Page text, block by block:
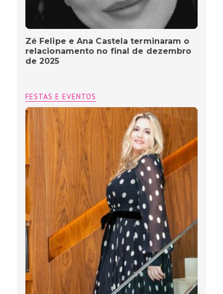
Zé Felipe e Ana Castela terminaram o
relacionamento no final de dezembro
de 2025
FESTAS E EVENTOS